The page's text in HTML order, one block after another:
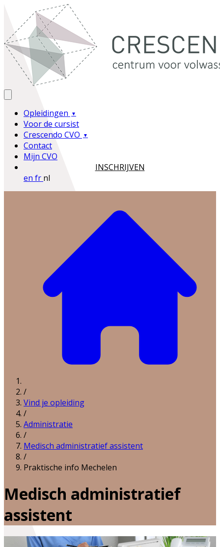
Opleidingen
Voor de cursist
Crescendo CVO
Contact
Mijn CVO
INSCHRIJVEN
en fr nl
/
Vind je opleiding
/
Administratie
/
Medisch administratief assistent
/
Praktische info Mechelen
Medisch administratief
assistent